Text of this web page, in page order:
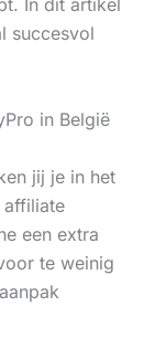
In dit artikel
succesvol
in België
jij je in het
affiliate
een extra
te weinig